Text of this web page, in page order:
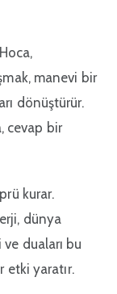
manevi bir
dönüştürür.
cevap bir
kurar.
dünya
duaları bu
etki yaratır.